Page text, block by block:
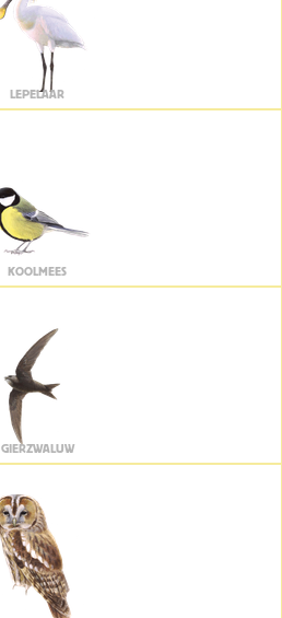
LEPELAAR
KOOLMEES
GIERZWALUW